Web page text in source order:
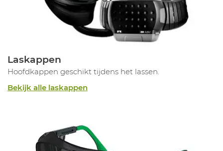
Laskappen
Hoofdkappen geschikt tijdens het lassen.
Bekijk alle laskappen